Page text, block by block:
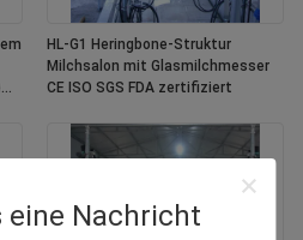
eine Nachricht
HL-G1 Heringbone-Struktur
Milchsalon mit Glasmilchmesser
CE ISO SGS FDA zertifiziert